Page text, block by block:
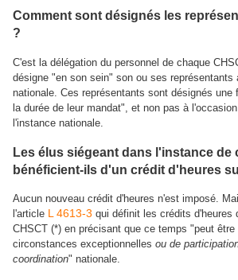
Comment sont désignés les
?
C'est la délégation du personnel de chaque
désigne "en son sein" son ou ses représentants
nationale. Ces représentants sont désignés une
la durée de leur mandat", et non pas à
l'instance nationale.
Les élus siégeant dans l'instance de
bénéficient-ils d'un crédit d'heures
Aucun nouveau crédit d'heures n'est imposé.
l'article L 4613-3 qui définit les crédits d'heures
CHSCT (*) en précisant que ce temps "peut
circonstances exceptionnelles ou de
coordination" nationale.